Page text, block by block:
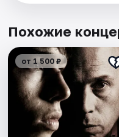
Похожие
от 1 500 ₽